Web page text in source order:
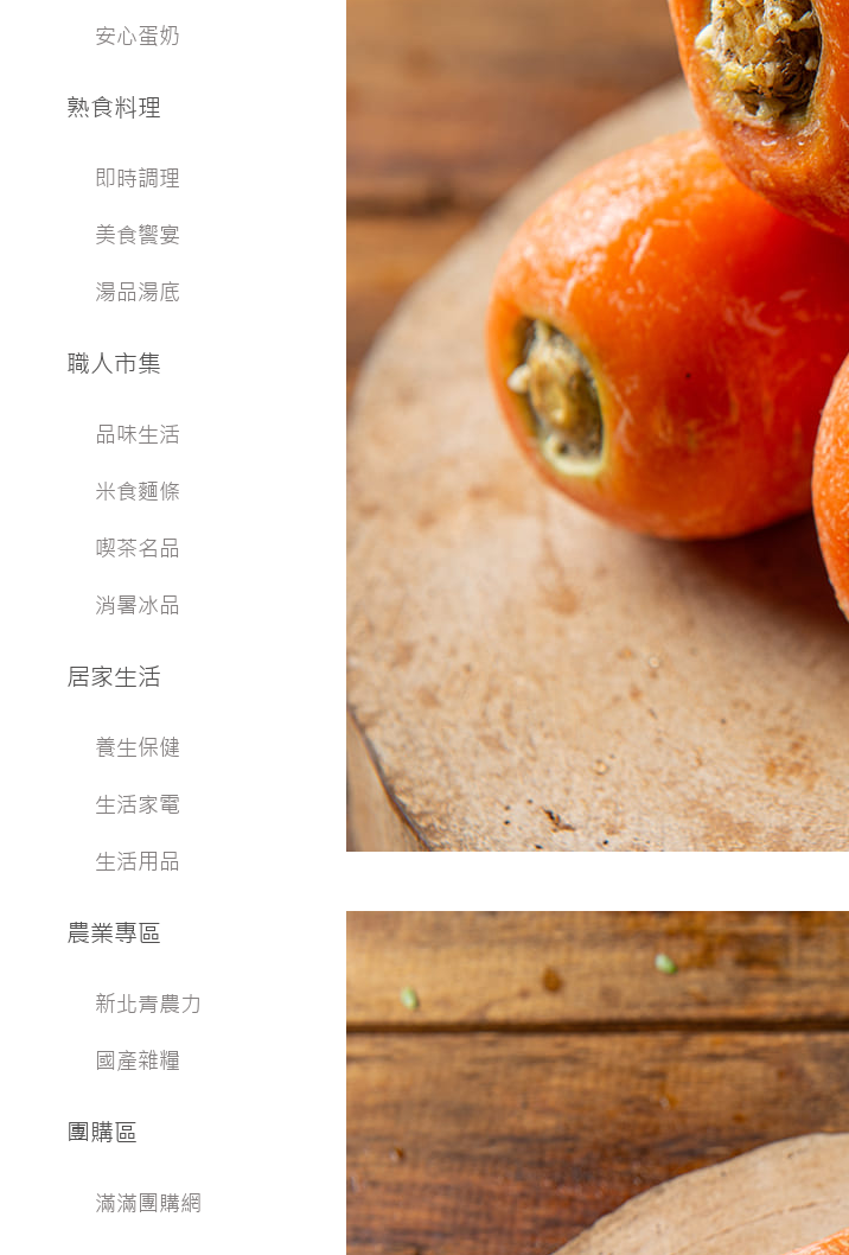
安心蛋奶
熟食料理
即時調理
美食饗宴
湯品湯底
職人市集
品味生活
米食麵條
喫茶名品
消暑冰品
居家生活
養生保健
生活家電
生活用品
農業專區
新北青農力
國產雜糧
團購區
滿滿團購網